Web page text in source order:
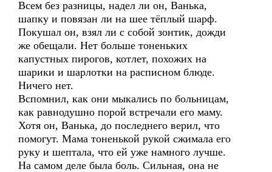
Всем без разницы, надел ли он, Ванька,
шапку и повязан ли на шее тёплый шарф.
Покушал он, взял ли с собой зонтик, дожди
же обещали. Нет больше тоненьких
капустных пирогов, котлет, похожих на
шарики и шарлотки на расписном блюде.
Ничего нет.
Вспомнил, как они мыкались по больницам,
как равнодушно порой встречали его маму.
Хотя он, Ванька, до последнего верил, что
помогут. Мама тоненькой рукой сжимала его
руку и шептала, что ей уже намного лучше.
На самом деле была боль. Сильная, она не